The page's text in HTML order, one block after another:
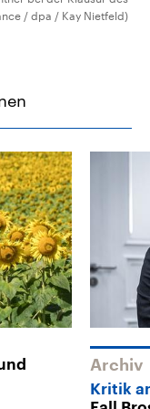
/ dpa / Kay Nietfeld)
Archiv
Kritik